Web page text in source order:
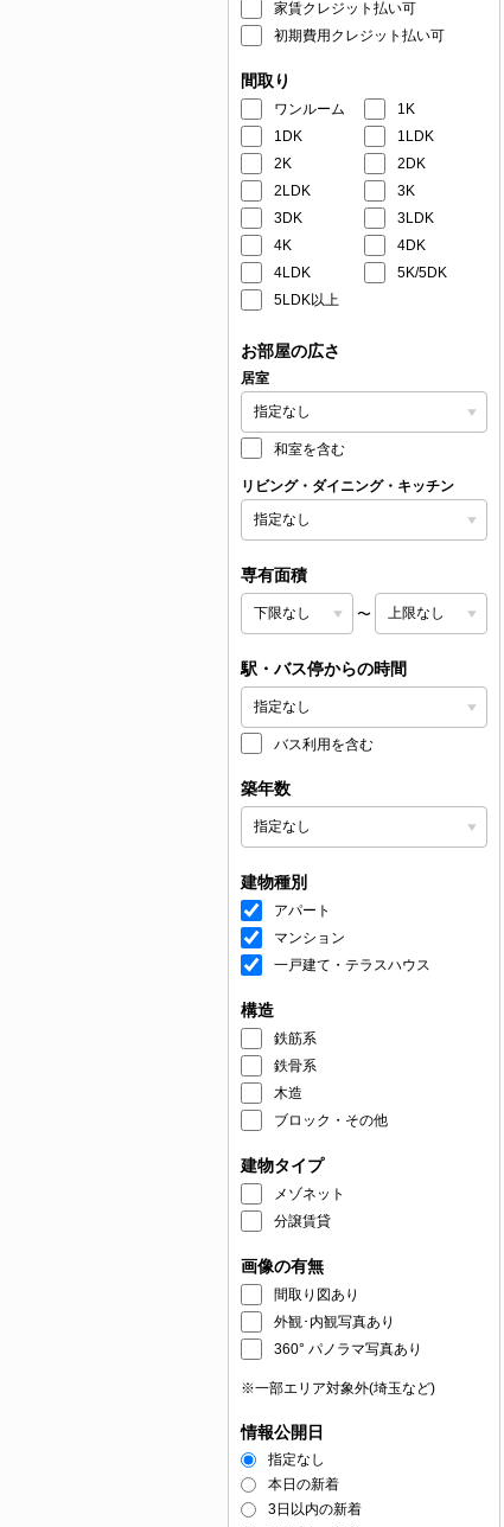
家賃クレジット払い可
初期費用クレジット払い可
間取り
ワンルーム
1K
1DK
1LDK
2K
2DK
2LDK
3K
3DK
3LDK
4K
4DK
4LDK
5K/5DK
5LDK以上
お部屋の広さ
居室
和室を含む
リビング・ダイニング・キッチン
専有面積
〜
駅・バス停からの時間
バス利用を含む
築年数
建物種別
アパート
マンション
一戸建て・テラスハウス
構造
鉄筋系
鉄骨系
木造
ブロック・その他
建物タイプ
メゾネット
分譲賃貸
画像の有無
間取り図あり
外観･内観写真あり
360° パノラマ写真あり
※一部エリア対象外(埼玉など)
情報公開日
指定なし
本日の新着
3日以内の新着